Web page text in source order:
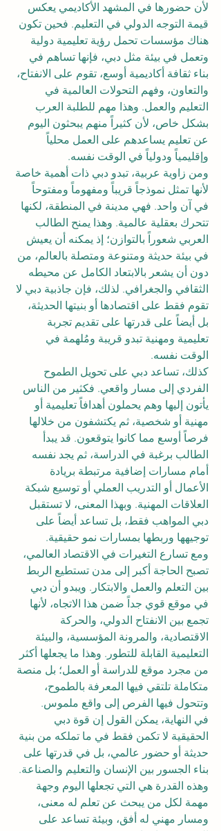
لأن حضورها في المشهد الأكاديمي يعكس
قيمة التوجه الدولي في التعليم. فحين تكون
هناك مؤسسات تحمل رؤية تعليمية دولية
وتعمل في بيئة مثل دبي، فإنها تساهم في
بناء ثقافة أكاديمية أوسع، تقوم على الانفتاح،
والتعاون، وفهم التحولات العالمية في
التعليم والعمل. وهذا مهم للطلبة العرب
بشكل خاص، لأن كثيراً منهم يبحثون اليوم
عن تعليم يساعدهم على العمل محلياً
وإقليمياً ودولياً في الوقت نفسه.
ومن زاوية عربية، تبدو دبي ذات أهمية خاصة
لأنها تمثل نموذجاً قريباً ومفهوماً ومفتوحاً
في آن واحد. فهي مدينة في المنطقة، لكنها
تتحرك بعقلية عالمية. وهذا يمنح الطالب
العربي شعوراً بالتوازن؛ إذ يمكنه أن يعيش
في بيئة حديثة ومتنوعة ومتصلة بالعالم، من
دون أن يشعر بالابتعاد الكامل عن محيطه
الثقافي والجغرافي. لذلك، فإن جاذبية دبي لا
تقوم فقط على اقتصادها أو بنيتها الحديثة،
بل أيضاً على قدرتها على تقديم تجربة
تعليمية ومهنية تبدو قريبة ومُلهمة في
الوقت نفسه.
كذلك، تساعد دبي على تحويل الطموح
الفردي إلى مسار واقعي. فكثير من الناس
يأتون إليها وهم يحملون أهدافاً تعليمية أو
مهنية أو شخصية، ثم يكتشفون من خلالها
فرصاً أوسع مما كانوا يتوقعون. قد يبدأ
الطالب برغبة في الدراسة، ثم يجد نفسه
أمام مسارات إضافية مرتبطة بريادة
الأعمال أو التدريب العملي أو توسيع شبكة
العلاقات المهنية. وبهذا المعنى، لا تستقبل
دبي المواهب فقط، بل تساعد أيضاً على
توجيهها وربطها بمسارات نمو حقيقية.
ومع تسارع التغيرات في الاقتصاد العالمي،
تصبح الحاجة أكبر إلى مدن تستطيع الربط
بين التعلم والعمل والابتكار. ويبدو أن دبي
في موقع قوي جداً ضمن هذا الاتجاه، لأنها
تجمع بين الانفتاح الدولي، والحركة
الاقتصادية، والمرونة المؤسسية، والبيئة
التعليمية القابلة للتطور. وهذا ما يجعلها أكثر
من مجرد موقع للدراسة أو العمل؛ بل منصة
متكاملة تلتقي فيها المعرفة بالطموح،
وتتحول فيها الفرص إلى واقع ملموس.
في النهاية، يمكن القول إن قوة دبي
الحقيقية لا تكمن فقط في ما تملكه من بنية
حديثة أو حضور عالمي، بل في قدرتها على
بناء الجسور بين الإنسان والتعليم والصناعة.
وهذه القدرة هي التي تجعلها اليوم وجهة
مهمة لكل من يبحث عن تعلم له معنى،
ومسار مهني له أفق، وبيئة تساعد على